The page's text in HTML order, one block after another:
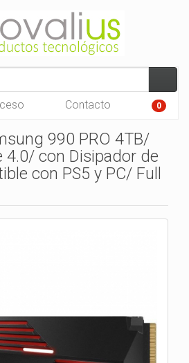
Contacto 0
990 PRO 4TB/
4.0/ con Disipador de
con PS5 y PC/ Full